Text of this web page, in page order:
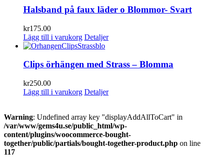
Halsband på faux läder o Blommor- Svart
kr175.00
Lägg till i varukorg Detaljer
Clips örhängen med Strass – Blomma
kr250.00
Lägg till i varukorg Detaljer
Warning: Undefined array key "displayAddAllToCart" in
/var/www/gems4u.se/public_html/wp-
content/plugins/woocommerce-bought-
together/public/partials/bought-together-product.php on line
117